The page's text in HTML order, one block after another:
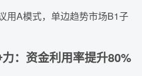
用A模式，单边趋势市场B1子
：资金利用率提升80%